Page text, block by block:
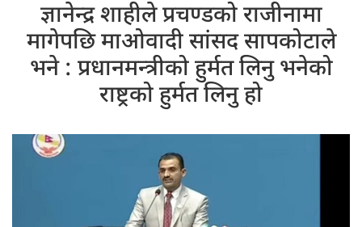
ज्ञानेन्द्र शाहीले प्रचण्डको राजीनामा
मागेपछि माओवादी सांसद सापकोटाले
भने : प्रधानमन्त्रीको हुर्मत लिनु भनेको
राष्ट्रको हुर्मत लिनु हो